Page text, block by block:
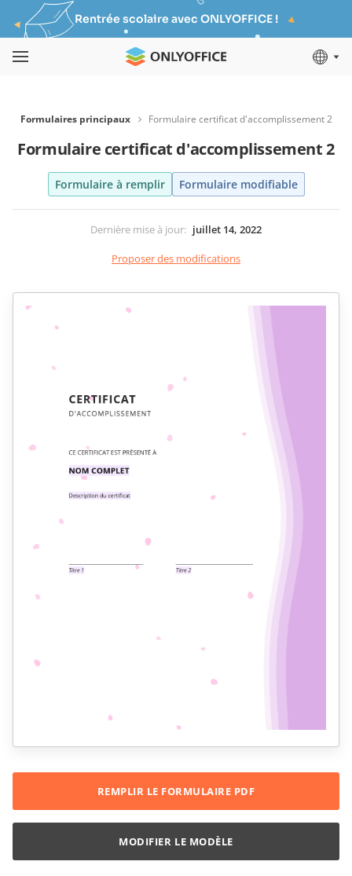
Rentrée scolaire avec ONLYOFFICE !
Formulaires principaux Formulaire certificat d'accomplissement 2
Formulaire certificat d'accomplissement 2
Formulaire à remplir Formulaire modifiable
Dernière mise à jour: juillet 14, 2022
Proposer des modifications
REMPLIR LE FORMULAIRE PDF
MODIFIER LE MODÈLE